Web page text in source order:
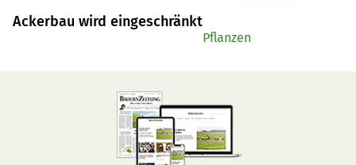
Ackerbau wird eingeschränkt
Pflanzen